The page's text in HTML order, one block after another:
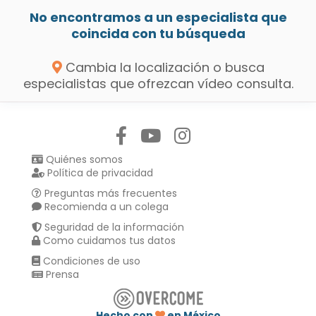
No encontramos a un especialista que
coincida con tu búsqueda
Cambia la localización o busca
especialistas que ofrezcan vídeo consulta.
Quiénes somos
Política de privacidad
Preguntas más frecuentes
Recomienda a un colega
Seguridad de la información
Como cuidamos tus datos
Condiciones de uso
Prensa